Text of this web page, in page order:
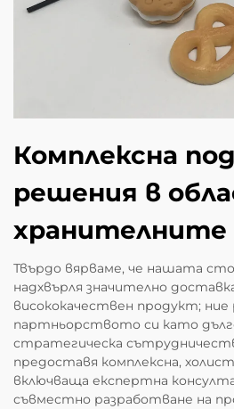
Комплексна
решения в
Твърдо вярваме, че нашата
надхвърля значително
висококачествен продукт; ние
партньорството си като
стратегическа
предоставя комплексна,
включваща експертна
съвместно разработване на